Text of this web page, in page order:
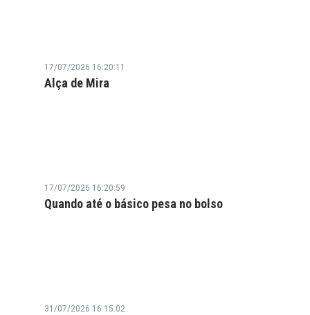
17/07/2026 16:20:11
Alça de Mira
17/07/2026 16:20:59
Quando até o básico pesa no bolso
31/07/2026 16:15:02